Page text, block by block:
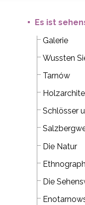
Es ist
Galerie
Wussten
Tarnów
Schlösser
Die Natur
Die